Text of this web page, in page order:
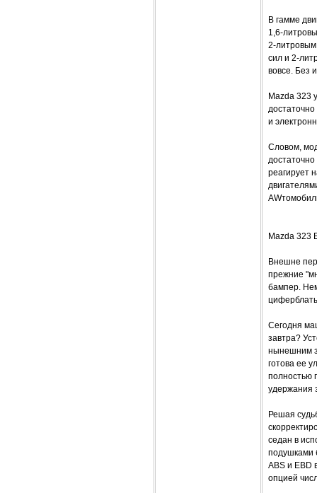
В гамме
1,6-
2-
сил и 2-
вовсе. Без
Mazda 323
и
Словом,
реагирует
Mazda 323
Внешне
прежние
бампер.
Сегодня
завтра?
нынешним
готова ее
полностью
удержания
Решая
седан в
подушками
ABS и EBD
опцией